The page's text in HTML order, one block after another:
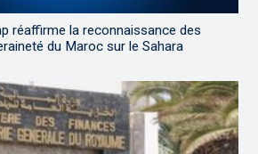
réaffirme la reconnaissance des
du Maroc sur le Sahara